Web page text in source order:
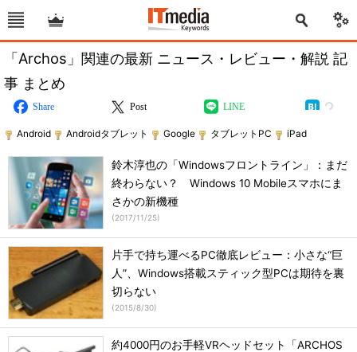
「Archos」関連の最新 ニュース・レビュー・解説 記
事 まとめ
Share Post LINE
Android Androidタブレット Google タブレットPC iPad
鈴木淳也の「Windowsフロントライン」：まだ
終わらない？ Windows 10 Mobileスマホにま
さかの新機種
(2017/11/25)
片手で持ち運べるPC徹底レビュー：小さな“巨
人”、Windows搭載スティック型PCは期待を裏
切らない
(2015/8/30)
約4000円のお手軽VRヘッドセット「ARCHOS